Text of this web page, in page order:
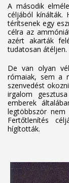
A második
céljából kínálták.
térítsenek egy
célra az
azért akarták
tudatosan átéljen.
De van olyan
rómaiak, sem a
szenvedést
irgalom
emberek
legtöbbször nem
Fertőtlenítés
hígították.